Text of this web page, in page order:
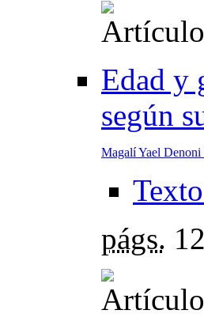
Edad y
según
Magalí Yael Denoni
págs.